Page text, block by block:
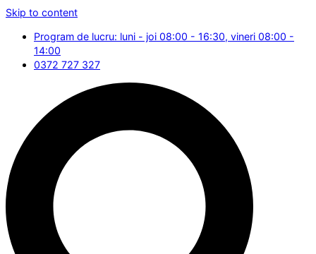
Skip to content
Program de lucru: luni - joi 08:00 - 16:30, vineri 08:00 -
14:00
0372 727 327